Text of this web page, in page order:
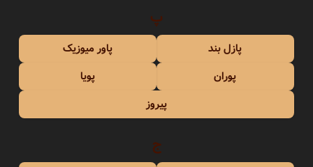
پ
پازل بند
پاور میوزیک
پوران
پویا
پیروز
ج